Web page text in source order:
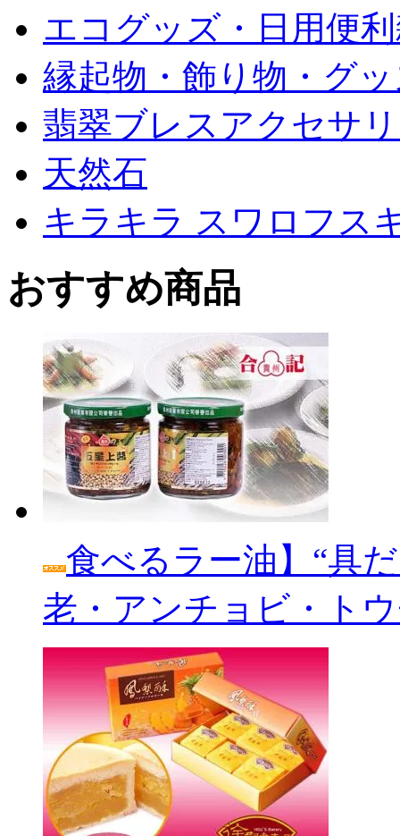
エコグッズ・日用便
縁起物・飾り物・グ
翡翠ブレスアクセサ
天然石
キラキラ スワロフス
おすすめ商品
食べるラー油】“具
老・アンチョビ・ト